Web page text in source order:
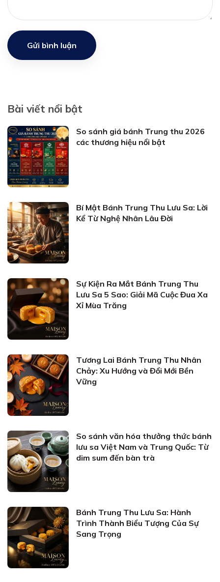
Gửi bình luận
Bài viết nổi bật
So sánh giá bánh Trung thu 2026
các thương hiệu nổi bật
Bí Mật Bánh Trung Thu Lưu Sa: Lời
Kể Từ Nghệ Nhân Lâu Đời
Sự Kiện Ra Mắt Bánh Trung Thu
Lưu Sa 5 Sao: Giải Mã Cuộc Đua Xa
Xỉ Mùa Trăng
Tương Lai Bánh Trung Thu Nhân
Chảy: Xu Hướng và Đổi Mới Bền
Vững
So sánh văn hóa thưởng thức bánh
lưu sa Việt Nam và Trung Quốc: Từ
dim sum đến bàn trà
Bánh Trung Thu Lưu Sa: Hành
Trình Thành Biểu Tượng Của Sự
Sang Trọng